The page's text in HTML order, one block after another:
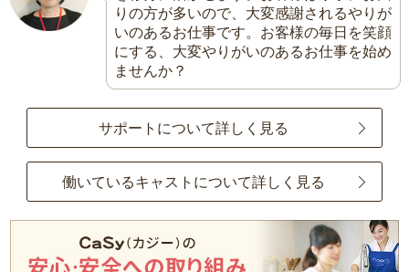
りの方が多いので、大変感謝されるやりが
いのあるお仕事です。お客様の毎日を笑顔
にする、大変やりがいのあるお仕事を始め
ませんか？
サポートについて詳しく見る
働いているキャストについて詳しく見る